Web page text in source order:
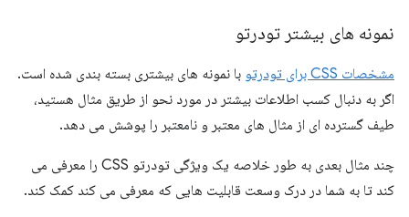
نمونه های بیشتر تودرتو
مشخصات CSS برای تودرتو
با نمونه های بیشتری بسته بندی شده است.
اگر به دنبال کسب اطلاعات بیشتر در مورد نحو از طریق مثال هستید،
طیف گسترده ای از مثال های معتبر و نامعتبر را پوشش می دهد.
چند مثال بعدی به طور خلاصه یک ویژگی تودرتو CSS را معرفی می
کند تا به شما در درک وسعت قابلیت هایی که معرفی می کند کمک کند.